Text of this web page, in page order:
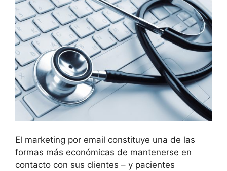
El marketing por email constituye una de las
formas más económicas de mantenerse en
contacto con sus clientes – y pacientes